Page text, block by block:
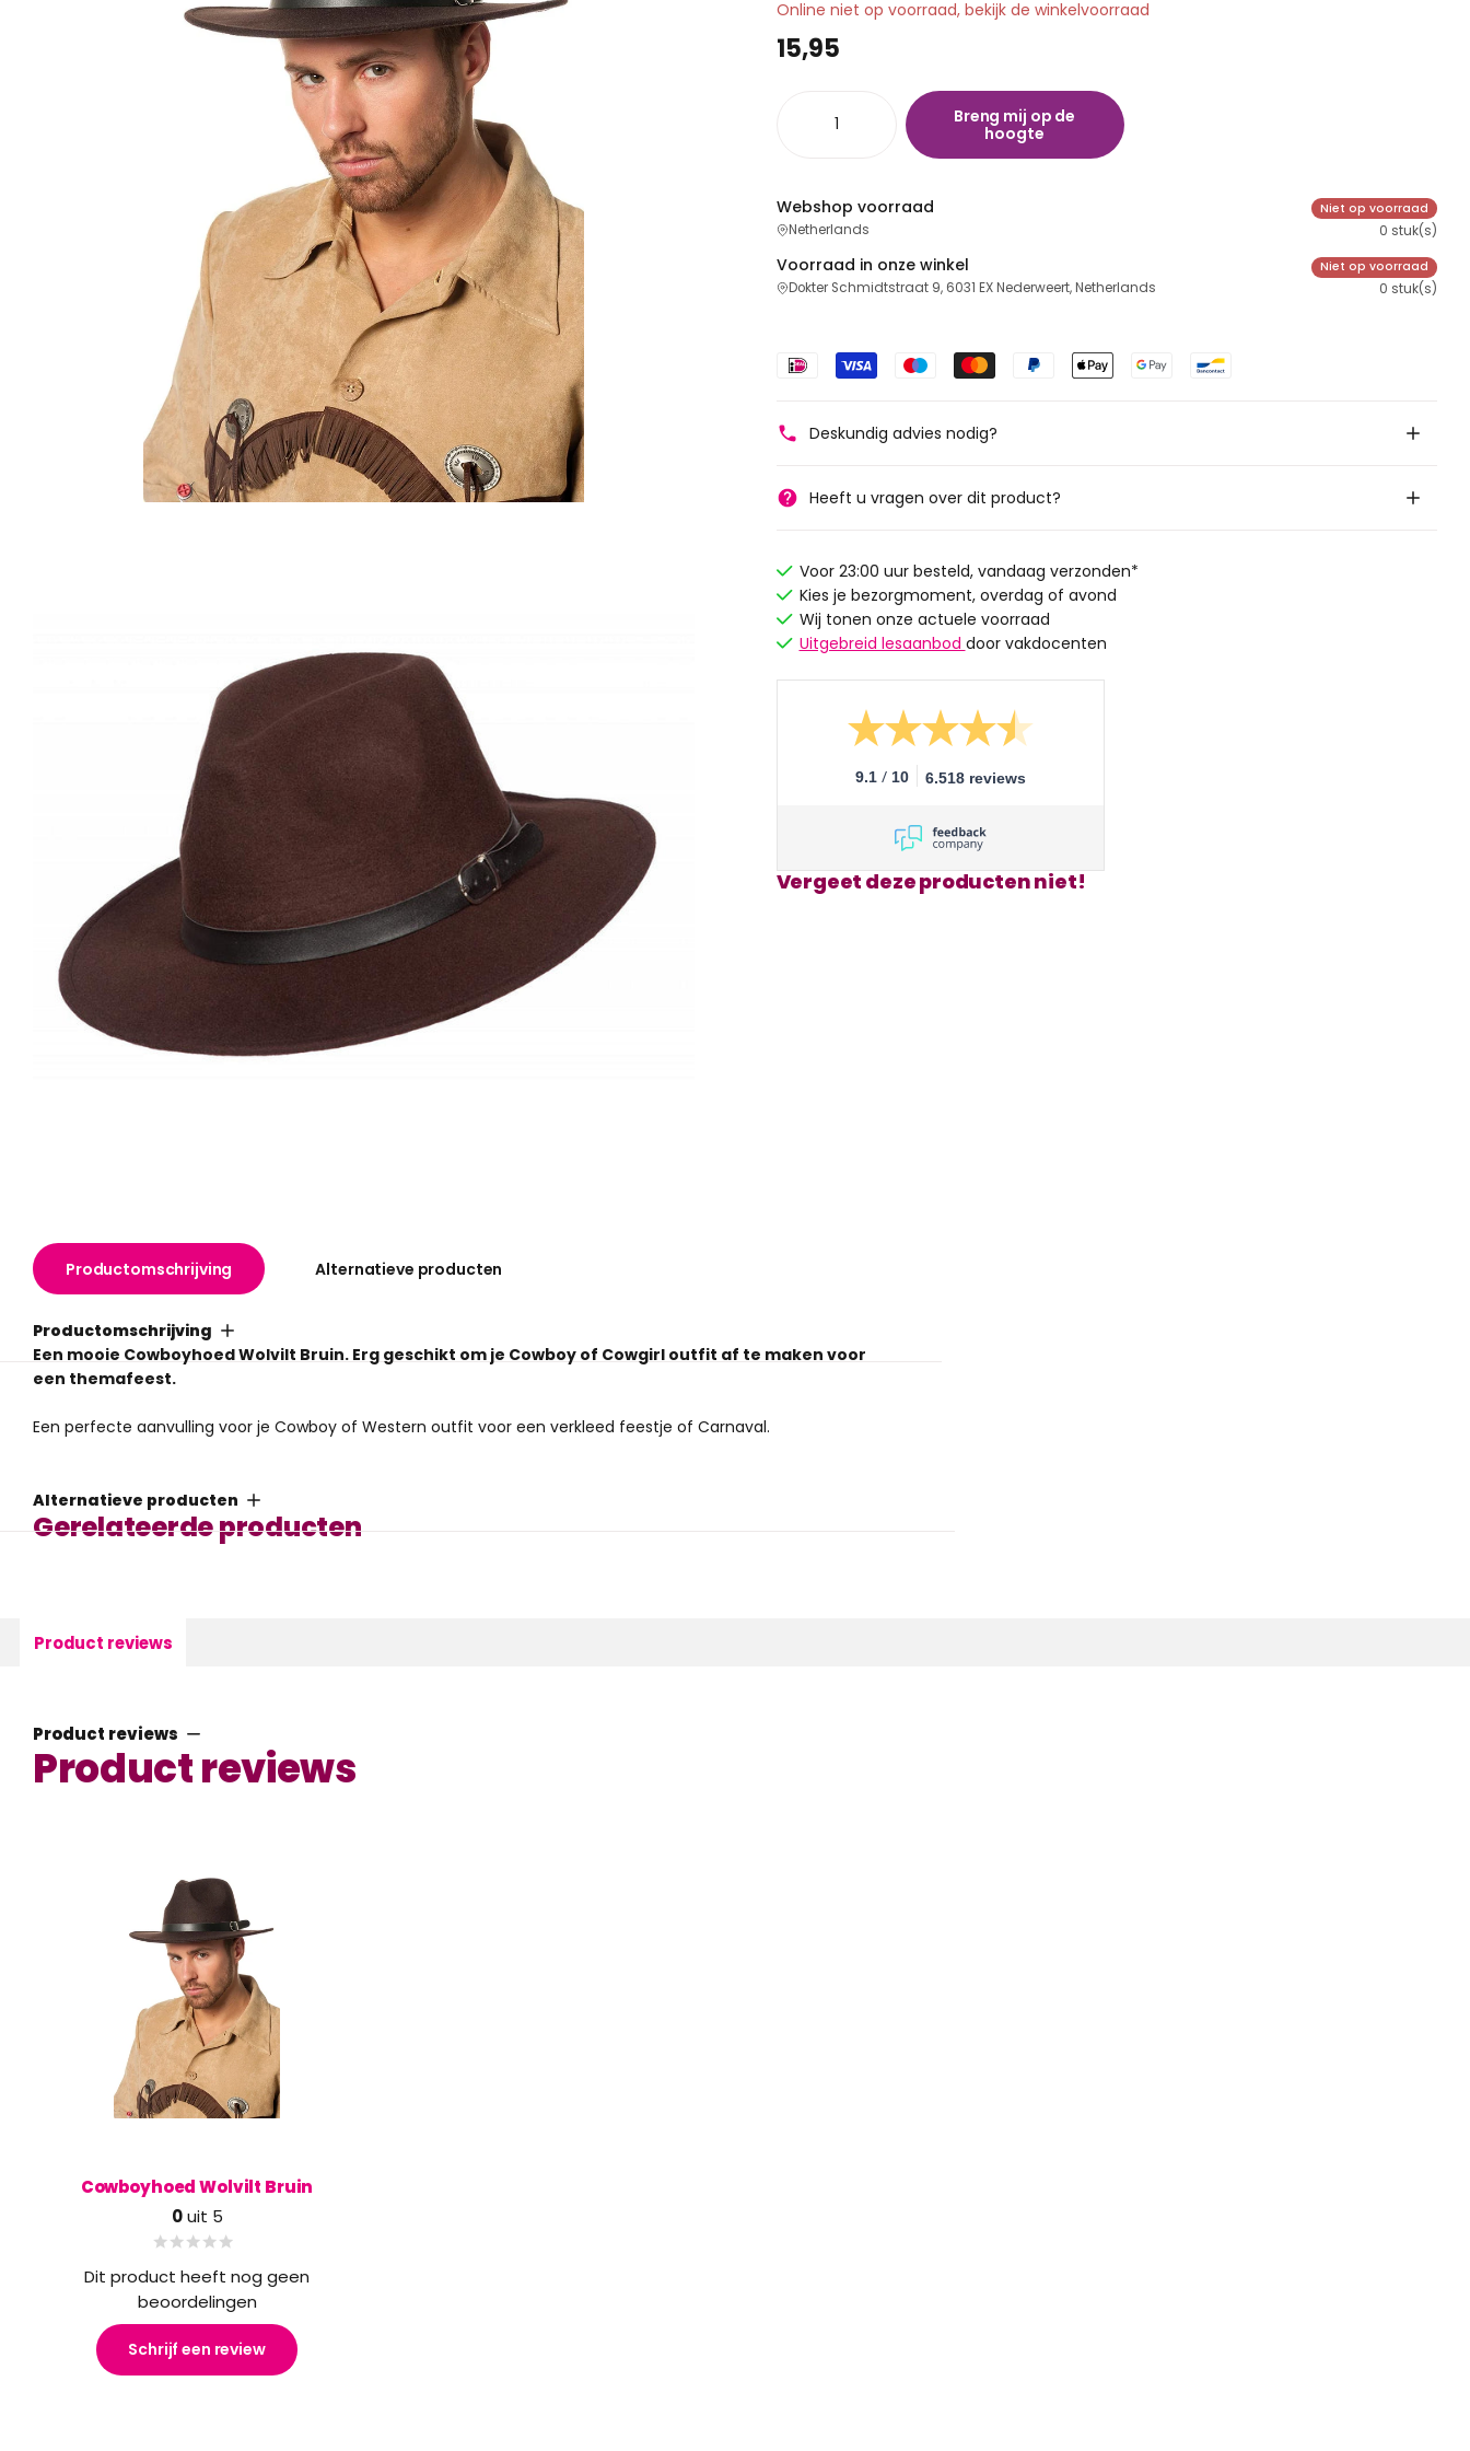
Online niet op voorraad, bekijk de winkelvoorraad
15,95
Breng mij op de
hoogte
Webshop voorraad
Netherlands
Niet op voorraad
0 stuk(s)
Voorraad in onze winkel
Dokter Schmidtstraat 9, 6031 EX Nederweert, Netherlands
Niet op voorraad
0 stuk(s)
Deskundig advies nodig?
Heeft u vragen over dit product?
Voor 23:00 uur besteld, vandaag verzonden*
Kies je bezorgmoment, overdag of avond
Wij tonen onze actuele voorraad
Uitgebreid lesaanbod door vakdocenten
9.1 / 10 6.518 reviews
Vergeet deze producten niet!
Productomschrijving Alternatieve producten
Productomschrijving
Een mooie Cowboyhoed Wolvilt Bruin. Erg geschikt om je Cowboy of Cowgirl outfit af te maken voor
een themafeest.
Een perfecte aanvulling voor je Cowboy of Western outfit voor een verkleed feestje of Carnaval.
Alternatieve producten
Gerelateerde producten
Product reviews
Product reviews
Product reviews
Cowboyhoed Wolvilt Bruin
0uit 5
Dit product heeft nog geen
beoordelingen
Schrijf een review